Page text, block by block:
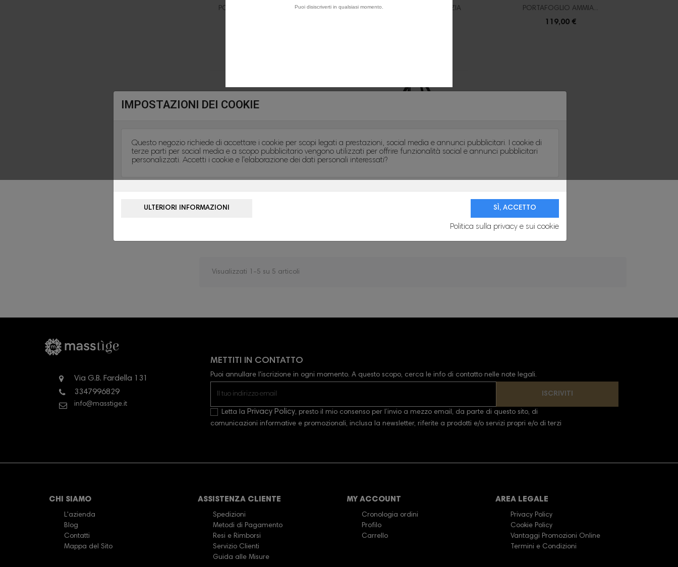
PORTAFOGLIO AMMIA MORA BORSA AMMIA SCARAMANZIA PORTAFOGLIO AMMIA...
119,00 €
Visualizzati 1-5 su 5 articoli
Via G.B. Fardella 131
3347996829
info@masstige.it
METTITI IN CONTATTO
Puoi annullare l'iscrizione in ogni momento. A questo scopo, cerca le info di contatto nelle note legali.
ISCRIVITI
Letta la Privacy Policy, presto il mio consenso per l’invio a mezzo email, da parte di questo sito, di
comunicazioni informative e promozionali, inclusa la newsletter, riferite a prodotti e/o servizi propri e/o di terzi
CHI SIAMO
L'azienda
Blog
Contatti
Mappa del Sito
ASSISTENZA CLIENTE
Spedizioni
Metodi di Pagamento
Resi e Rimborsi
Servizio Clienti
Guida alle Misure
MY ACCOUNT
Cronologia ordini
Profilo
Carrello
AREA LEGALE
Privacy Policy
Cookie Policy
Vantaggi Promozioni Online
Termini e Condizioni
IMPOSTAZIONI DEI COOKIE
Questo negozio richiede di accettare i cookie per scopi legati a prestazioni, social media e annunci pubblicitari. I cookie di
terze parti per social media e a scopo pubblicitario vengono utilizzati per offrire funzionalità social e annunci pubblicitari
personalizzati. Accetti i cookie e l'elaborazione dei dati personali interessati?
Politica sulla privacy e sui cookie
Puoi disiscriverti in qualsiasi momento.